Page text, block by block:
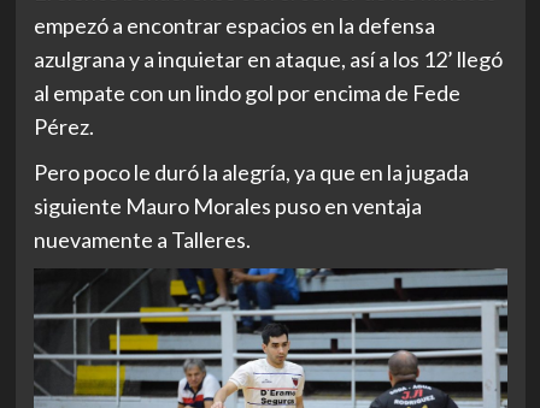
empezó a encontrar espacios en la defensa
azulgrana y a inquietar en ataque, así a los 12’ llegó
al empate con un lindo gol por encima de Fede
Pérez.
Pero poco le duró la alegría, ya que en la jugada
siguiente Mauro Morales puso en ventaja
nuevamente a Talleres.